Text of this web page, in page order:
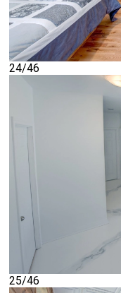
24/46
25/46